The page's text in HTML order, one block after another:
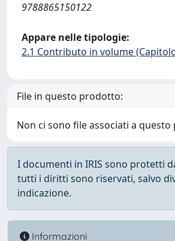
9788865150122
Appare nelle tipologie:
2.1 Contributo in volume
File in questo prodotto:
Non ci sono file associati a
I documenti in IRIS sono protetti
tutti i diritti sono riservati, salvo
indicazione.
Informazioni